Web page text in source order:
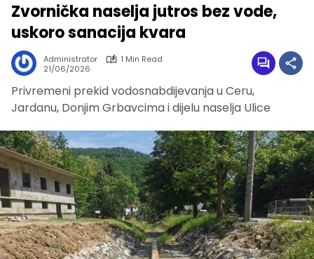
Zvornička naselja jutros bez vode,
uskoro sanacija kvara
Administrator
1 Min Read
21/06/2026
Privremeni prekid vodosnabdijevanja u Ceru,
Jardanu, Donjim Grbavcima i dijelu naselja Ulice